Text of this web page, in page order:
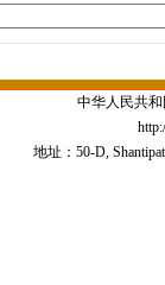
中华人民共
地址：50-D,